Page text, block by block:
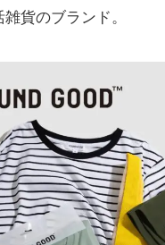
貨のブランド。